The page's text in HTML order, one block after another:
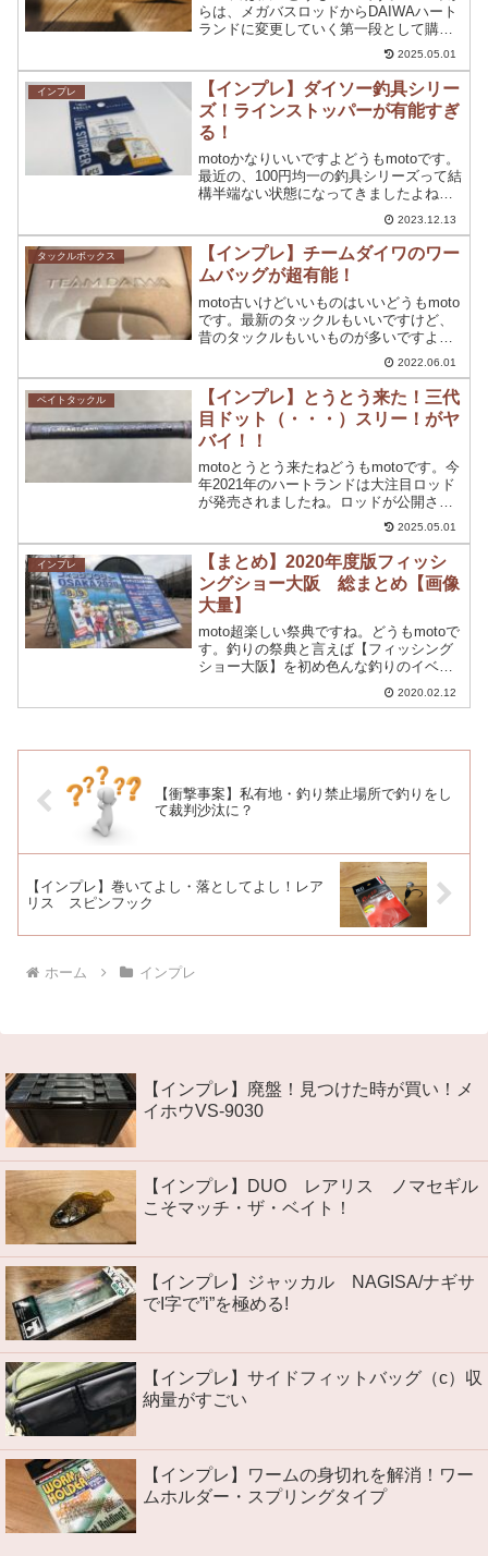
らは、メガバスロッドからDAIWAハート
ランドに変更していく第一段として購入
したのが【ハートランド 691MHRB-07
白疾風】発売からすでに10年以上前のロ
ッドですね。たまたま行った中古...
2025.05.01
インプレ
【インプレ】ダイソー釣具シリー
ズ！ラインストッパーが有能すぎ
る！
motoかなりいいですよどうもmotoです。
最近の、100円均一の釣具シリーズって結
構半端ない状態になってきましたよね。
そもそも、最初はまぁ100円か・・ってぐ
らいのレベルって感じだったんですがそ
の１００円っていう価値を上回るぐらい
のレベル...
2023.12.13
タックルボックス
【インプレ】チームダイワのワー
ムバッグが超有能！
moto古いけどいいものはいいどうもmoto
です。最新のタックルもいいですけど、
昔のタックルもいいものが多いですよ
ね。因みに、価格も昔の方が安かったで
すが年々値段が高くなってきている感じ
がしますよね。実際に高くなっていま
す。僕は、昔のオール...
2022.06.01
ベイトタックル
【インプレ】とうとう来た！三代
目ドット（・・・）スリー！がヤ
バイ！！
motoとうとう来たねどうもmotoです。今
年2021年のハートランドは大注目ロッド
が発売されましたね。ロッドが公開され
た時にあっ買おうｗってなった方は僕だ
けではないと思います。そうです。通称
３代目ドットスリーハートランド
HL83MSB-S...
2025.05.01
インプレ
【まとめ】2020年度版フィッシ
ングショー大阪 総まとめ【画像
大量】
moto超楽しい祭典ですね。どうもmotoで
す。釣りの祭典と言えば【フィッシング
ショー大阪】を初め色んな釣りのイベン
トが開催されていますよね。昨年度は、
フィッシングショー大阪に行くことがで
2020.02.12
【衝撃事案】私有地・釣り禁止場所で釣りをし
て裁判沙汰に？
【インプレ】巻いてよし・落としてよし！レア
リス スピンフック
ホーム インプレ
【インプレ】廃盤！見つけた時が買い！メ
イホウVS-9030
【インプレ】DUO レアリス ノマセギル
こそマッチ・ザ・ベイト！
【インプレ】ジャッカル NAGISA/ナギサ
でI字で”i”を極める!
【インプレ】サイドフィットバッグ（c）収
納量がすごい
【インプレ】ワームの身切れを解消！ワー
ムホルダー・スプリングタイプ